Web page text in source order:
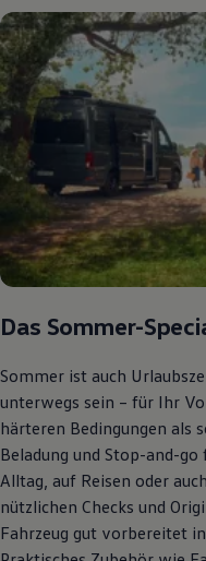
Natur
Events
Rückblick
75 Jahre Bulli
Bulli
Uptime
Das Sommer-
Sommer ist auch
unterwegs sein – für Ihr
härteren Bedingungen als
Beladung und Stop-and-
Alltag, auf Reisen oder
nützlichen Checks und
Fahrzeug gut vorbereitet